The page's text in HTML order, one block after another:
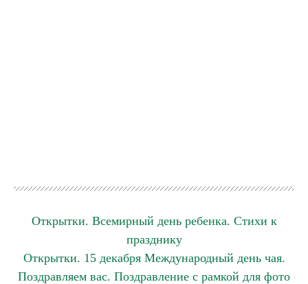
Открытки. Всемирный день ребенка. Стихи к
празднику
Открытки. 15 декабря Международный день чая.
Поздравляем вас. Поздравление с рамкой для фото